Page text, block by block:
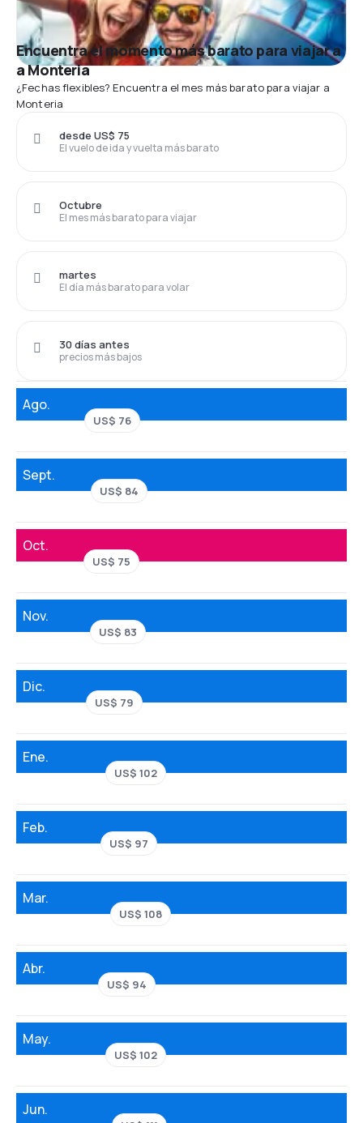
Encuentra el momento más barato para viajar a
a Monteria
¿Fechas flexibles? Encuentra el mes más barato para viajar a
Monteria
El vuelo de ida y vuelta más barato
desde US$ 75
El mes más barato para viajar
Octubre
El día más barato para volar
martes
precios más bajos
30 días antes
Ago.
US$ 76
Sept.
US$ 84
Oct.
US$ 75
Nov.
US$ 83
Dic.
US$ 79
Ene.
US$ 102
Feb.
US$ 97
Mar.
US$ 108
Abr.
US$ 94
May.
US$ 102
Jun.